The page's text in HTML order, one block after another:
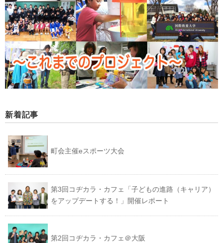
新着記事
町会主催eスポーツ大会
第3回コヂカラ・カフェ「子どもの進路（キャリア）
をアップデートする！」開催レポート
第2回コヂカラ・カフェ＠大阪